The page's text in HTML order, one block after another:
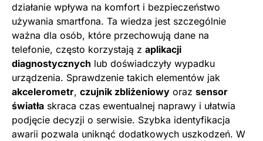
działanie wpływa na komfort i bezpieczeństwo
używania smartfona. Ta wiedza jest szczególnie
ważna dla osób, które przechowują dane na
telefonie, często korzystają z aplikacji
diagnostycznych lub doświadczyły wypadku
urządzenia. Sprawdzenie takich elementów jak
akcelerometr, czujnik zbliżeniowy oraz sensor
światła skraca czas ewentualnej naprawy i ułatwia
podjęcie decyzji o serwisie. Szybka identyfikacja
awarii pozwala uniknąć dodatkowych uszkodzeń. W